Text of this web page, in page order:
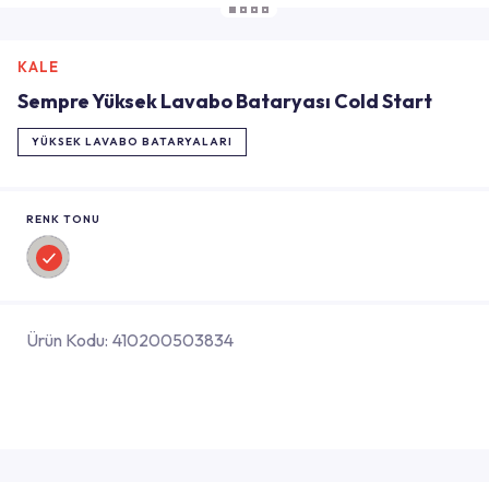
KALE
Sempre Yüksek Lavabo Bataryası Cold Start
YÜKSEK LAVABO BATARYALARI
RENK TONU
Ürün Kodu: 410200503834